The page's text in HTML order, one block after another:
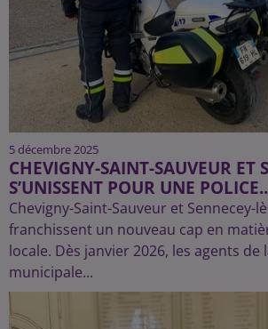
5 décembre 2025
CHEVIGNY-SAINT-SAUVEUR ET
S’UNISSENT POUR UNE
Chevigny-Saint-Sauveur et Sennecey-
franchissent un nouveau cap en
locale. Dès janvier 2026, les agents de
municipale...